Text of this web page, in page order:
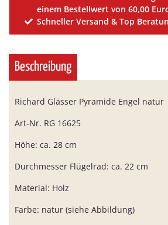
einem Bestellwert von 60,00
Schneller Versand & Top
Beschreibung
Richard Glässer Pyramide Engel natur
Art-Nr. RG 16625
Höhe: ca. 28 cm
Durchmesser Flügelrad: ca. 22 cm
Material: Holz
Farbe: natur (siehe Abbildung)